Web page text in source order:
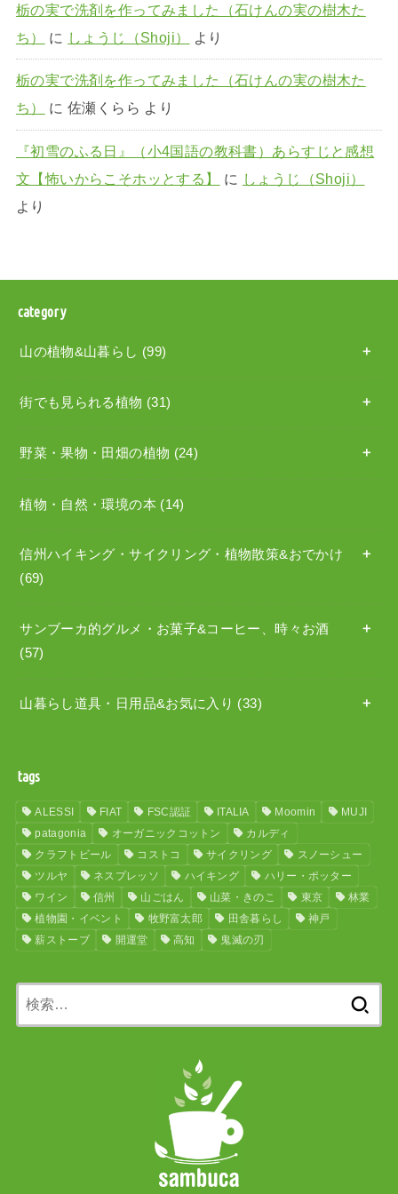
栃の実で洗剤を作ってみました（石けんの実の樹木た
ち）
に しょうじ（Shoji） より
栃の実で洗剤を作ってみました（石けんの実の樹木た
ち）
に 佐瀬くらら より
『初雪のふる日』（小4国語の教科書）あらすじと感想
文【怖いからこそホッとする】
に しょうじ（Shoji）
より
category
山の植物&山暮らし (99)
街でも見られる植物 (31)
野菜・果物・田畑の植物 (24)
植物・自然・環境の本 (14)
信州ハイキング・サイクリング・植物散策&おでかけ
(69)
サンブーカ的グルメ・お菓子&コーヒー、時々お酒
(57)
山暮らし道具・日用品&お気に入り (33)
tags
ALESSI FIAT FSC認証 ITALIA Moomin
MUJI
patagonia
オーガニックコットン
カルディ
クラフトビール
コストコ サイクリング
スノーシュー
ツルヤ
ネスプレッソ ハイキング
ハリー・ポッター
ワイン
信州 山ごはん 山菜・きのこ 東京
林業
植物園・イベント
牧野富太郎 田舎暮らし
神戸
薪ストーブ
開運堂 高知 鬼滅の刃